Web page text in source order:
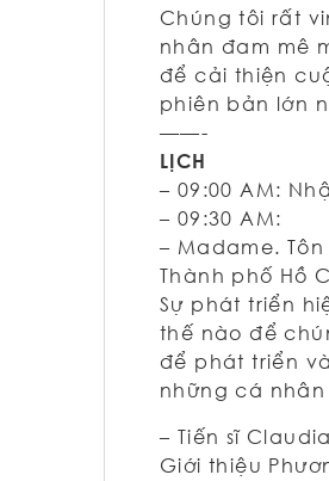
Chúng tôi rất
nhân đam mê
để cải thiện
phiên bản lớn
——-
LỊCH
– 09:00 AM:
– 09:30 AM:
– Madame.
Thành phố Hồ
Sự phát triển
thế nào để
để phát triển
những cá
– Tiến sĩ
Giới thiệu